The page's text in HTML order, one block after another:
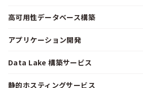
高可用性データベース構築
アプリケーション開発
Data Lake 構築サービス
静的ホスティングサービス